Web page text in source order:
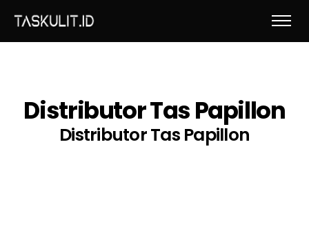
Distributor Tas Papillon
Distributor Tas Papillon